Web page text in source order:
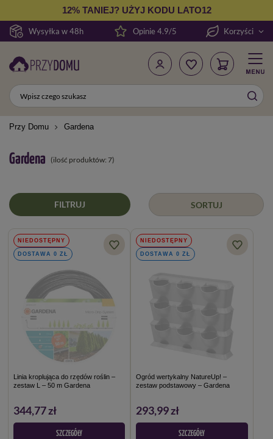
Wysyłka w 48h
12% TANIEJ? UŻYJ KODU LATO12
Opinie 4.9/5 Korzyści
Przy Domu Gardena
Gardena (ilość produktów: 7)
SORTUJ
FILTRUJ
NIEDOSTĘPNY
DOSTAWA 0 ZŁ
Linia kroplująca do rzędów roślin –
zestaw L – 50 m Gardena
344,77 zł
SZCZEGÓŁY
NIEDOSTĘPNY
DOSTAWA 0 ZŁ
Ogród wertykalny NatureUp! –
zestaw podstawowy – Gardena
293,99 zł
SZCZEGÓŁY